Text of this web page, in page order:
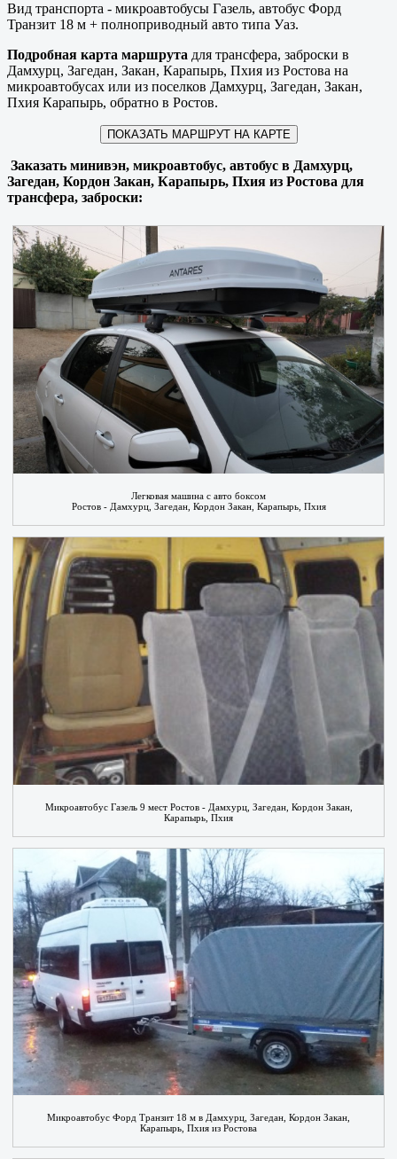
Вид транспорта - микроавтобусы Газель, автобус Форд
Транзит 18 м + полноприводный авто типа Уаз.
Подробная карта маршрута для трансфера, заброски в
Дамхурц, Загедан, Закан, Карапырь, Пхия из Ростова на
микроавтобусах или из поселков Дамхурц, Загедан, Закан,
Пхия Карапырь, обратно в Ростов.
ПОКАЗАТЬ МАРШРУТ НА КАРТЕ
Заказать минивэн, микроавтобус, автобус в Дамхурц,
Загедан, Кордон Закан, Карапырь, Пхия из Ростова для
трансфера, заброски:
Легковая машина с авто боксом
Ростов - Дамхурц, Загедан, Кордон Закан, Карапырь, Пхия
Микроавтобус Газель 9 мест Ростов - Дамхурц, Загедан, Кордон Закан,
Карапырь, Пхия
Микроавтобус Форд Транзит 18 м в Дамхурц, Загедан, Кордон Закан,
Карапырь, Пхия из Ростова